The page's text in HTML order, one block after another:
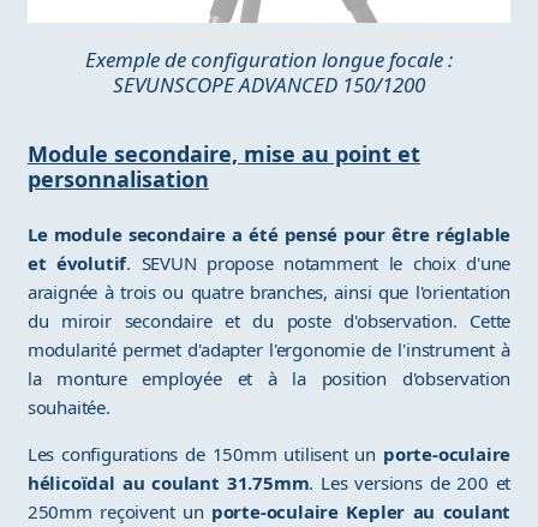
Exemple de configuration longue focale :
SEVUNSCOPE ADVANCED 150/1200
Module secondaire, mise au point et
personnalisation
Le module secondaire a été pensé pour être réglable
et évolutif. SEVUN propose notamment le choix d'une
araignée à trois ou quatre branches, ainsi que l'orientation
du miroir secondaire et du poste d'observation. Cette
modularité permet d'adapter l'ergonomie de l'instrument à
la monture employée et à la position d'observation
souhaitée.
Les configurations de 150mm utilisent un porte-oculaire
hélicoïdal au coulant 31.75mm. Les versions de 200 et
250mm reçoivent un porte-oculaire Kepler au coulant